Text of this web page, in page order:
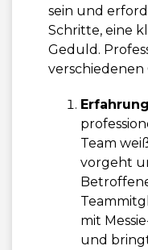
sein und
Schritte, eine
Geduld.
Team
vorgeht
mit
und